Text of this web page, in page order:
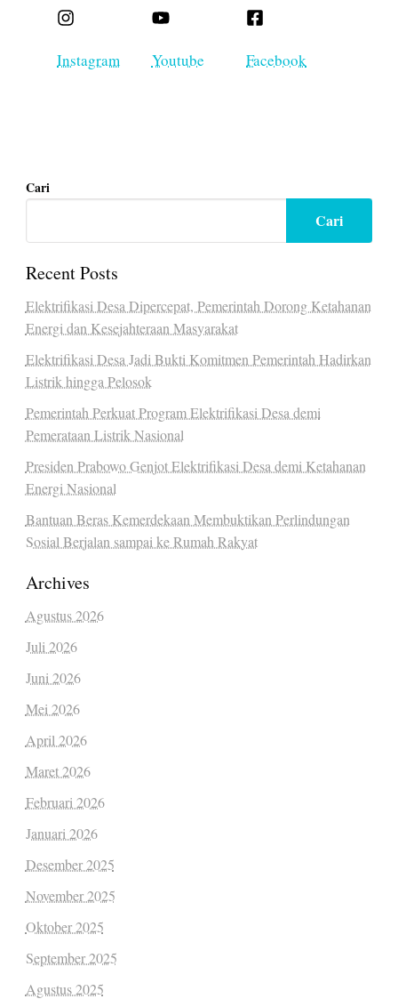
Instagram​ Youtube Facebook​
Cari
Cari
Recent Posts
Elektrifikasi Desa Dipercepat, Pemerintah Dorong Ketahanan
Energi dan Kesejahteraan Masyarakat
Elektrifikasi Desa Jadi Bukti Komitmen Pemerintah Hadirkan
Listrik hingga Pelosok
Pemerintah Perkuat Program Elektrifikasi Desa demi
Pemerataan Listrik Nasional
Presiden Prabowo Genjot Elektrifikasi Desa demi Ketahanan
Energi Nasional
Bantuan Beras Kemerdekaan Membuktikan Perlindungan
Sosial Berjalan sampai ke Rumah Rakyat
Archives
Agustus 2026
Juli 2026
Juni 2026
Mei 2026
April 2026
Maret 2026
Februari 2026
Januari 2026
Desember 2025
November 2025
Oktober 2025
September 2025
Agustus 2025